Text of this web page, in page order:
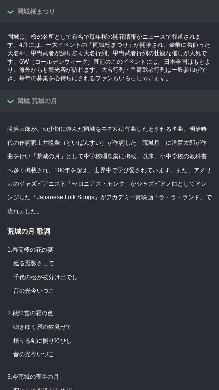
岡城桜まつり
岡城は、桜の名所として有名で毎年桜の開花情報がニュースで報道されま
す。4月には、一大イベントの「岡城桜まつり」が開催され、豪華に着飾った
大名や、甲冑武者が練り歩く大名行列、甲冑武者行列の壮観な催しが人気で
す。GW（コールデンウィーク）直前のこのイベントには、日本全国はもとよ
り、海外からも観光客が訪れます。大名行列・甲冑武者行列は一般参加がで
き、毎年の募集を心待ちにされるファンもいらっしゃいます。
岡城 荒城の月
滝廉太郎が、幼少期に遊んだ岡城をモデルに作曲したとされる名曲。明治時
代の作詞家土井晩翠（どいばんすい）が作詞した「荒城月」に滝廉太郎が作
曲を行い「荒城の月」として中学校唱歌集に掲載。以来、小中学校の教科書
へ多く掲載され、100年を超え、世界中で学び愛されています。また、アメリ
カのジャズピアニスト「セロニアス・モンク」がジャズピアノ曲としてアレ
ンジした「Japanese Folk Songs」がアカデミー賞映画「ラ・ラ・ランド」で
流れました。
荒城の月 歌詞
1.春高楼の花の宴
巡る盃影さして
千代の松が枝分け出でし
昔の光今いづこ
2.秋陣営の霜の色
鳴きゆく雁の数見せて
植うる剣に照り沿ひし
昔の光今いづこ
3.今荒城の夜半の月